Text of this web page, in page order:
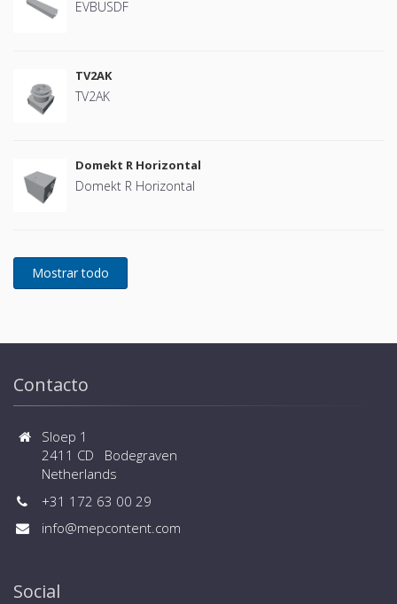
EVBUSDF
TV2AK
TV2AK
Domekt R Horizontal
Domekt R Horizontal
Contacto
Sloep 1
2411 CD Bodegraven
Netherlands
+31 172 63 00 29
info@mepcontent.com
Social